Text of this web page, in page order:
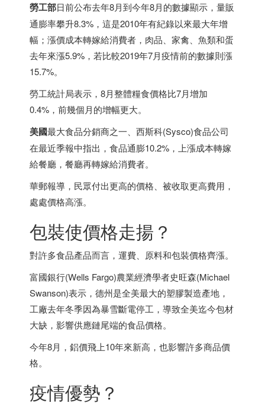
勞工部日前公布去年8月到今年8月的數據顯示，量販
通膨率攀升8.3%，這是2010年有紀錄以來最大年增
幅；漲價成本轉嫁給消費者，肉品、家禽、魚類和蛋
去年來漲5.9%，若比較2019年7月疫情前的數據則漲
15.7%。
勞工統計局表示，8月整體糧食價格比7月增加
0.4%，前幾個月的增幅更大。
美國最大食品分銷商之一、西斯科(Sysco)食品公司
在最近季報中指出，食品通膨10.2%，上漲成本轉嫁
給餐廳，餐廳再轉嫁給消費者。
華郵報導，民眾付出更高的價格、被收取更高費用，
處處價格高漲。
包裝使價格走揚？
對許多食品產品而言，運費、原料和包裝價格齊漲。
富國銀行(Wells Fargo)農業經濟學者史旺森(Michael
Swanson)表示，德州是全美最大的塑膠製造產地，
工廠去年冬季因為暴雪斷電停工，導致全美迄今包材
大缺，影響供應鏈尾端的食品價格。
今年8月，鋁價飛上10年來新高，也影響許多商品價
格。
疫情優勢？